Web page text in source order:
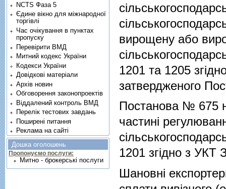
вирощену або
1201 та 1205
затвердженого
Постанова № 675
частині
1201 згідно з УКТ
Шановні
NCTS Фаза 5
Єдине вікно для міжнародної
торгівлі
Час очікування в пунктах
пропуску
Перевірити ВМД
Митний кодекс України
Кодекси України
Довідкові матеріали
Архів новин
Обговорення законопроектів
Віддалений контроль ВМД
Перелік тестових завдань
Поширені питання
Реклама на сайті
Дошка оголошень
Пропонуємо послуги:
Митно - брокерські послуги